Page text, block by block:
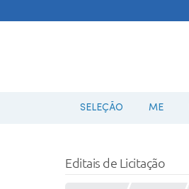
SELEÇÃO ME
Editais de Licitação